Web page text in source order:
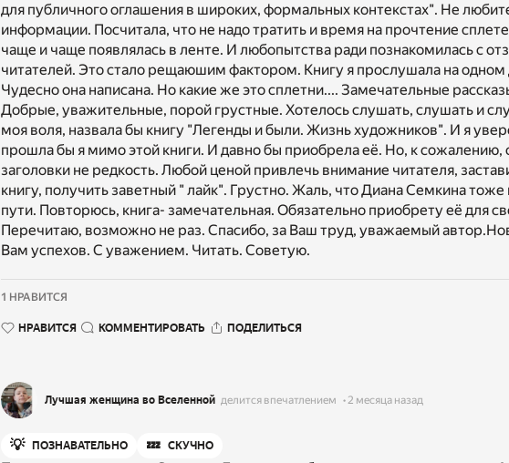
для публичного оглашения в широких, формальных контекстах". Не
информации. Посчитала, что не надо тратить и время на прочтение
чаще и чаще появлялась в ленте. И любопытства ради познакомилась с
читателей. Это стало рещаюшим фактором. Книгу я прослушала на одном
Чудесно она написана. Но какие же это сплетни.... Замечательные
Добрые, уважительные, порой грустные. Хотелось слушать, слушать и
моя воля, назвала бы книгу "Легенды и были. Жизнь художников". И я
прошла бы я мимо этой книги. И давно бы приобрела её. Но, к сожалению,
заголовки не редкость. Любой ценой привлечь внимание читателя,
книгу, получить заветный " лайк". Грустно. Жаль, что Диана Семкина
пути. Повторюсь, книга- замечательная. Обязательно приобрету её для
Перечитаю, возможно не раз. Спасибо, за Ваш труд, уважаемый
Вам успехов. С уважением. Читать. Советую.
1 НРАВИТСЯ
НРАВИТСЯ КОММЕНТИРОВАТЬ ПОДЕЛИТЬСЯ
Лучшая женщина во Вселенной делится впечатлением 2 месяца назад
💡 ПОЗНАВАТЕЛЬНО 💤 СКУЧНО